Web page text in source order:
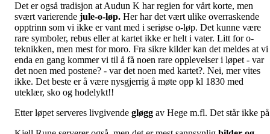
Det er også tradisjon at Audun K har regien for vårt korte, men
svært varierende jule-o-løp. Her har det vært ulike overraskende
opptrinn som vi ikke er vant med i seriøse o-løp. Det kunne være
rare symboler, rebus eller at kartet ikke er helt i vater. Litt for o-
teknikken, men mest for moro. Fra sikre kilder kan det meldes at vi
enda en gang kommer vi til å få noen rare opplevelser i løpet - var
det noen med postene? - var det noen med kartet?. Nei, mer vites
ikke. Det beste er å være nysgjerrig å møte opp kl 1830 med
uteklær, sko og hodelykt!!
Etter løpet serveres livgivende gløgg av Hege m.fl. Det står ikke